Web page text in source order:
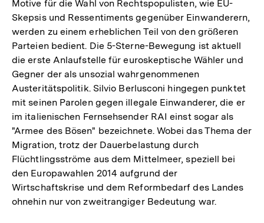
Motive für die Wahl von Rechtspopulisten, wie EU-
Skepsis und Ressentiments gegenüber Einwanderern,
werden zu einem erheblichen Teil von den größeren
Parteien bedient. Die 5-Sterne-Bewegung ist aktuell
die erste Anlaufstelle für euroskeptische Wähler und
Gegner der als unsozial wahrgenommenen
Austeritätspolitik. Silvio Berlusconi hingegen punktet
mit seinen Parolen gegen illegale Einwanderer, die er
im italienischen Fernsehsender RAI einst sogar als
"Armee des Bösen" bezeichnete. Wobei das Thema der
Migration, trotz der Dauerbelastung durch
Flüchtlingsströme aus dem Mittelmeer, speziell bei
den Europawahlen 2014 aufgrund der
Wirtschaftskrise und dem Reformbedarf des Landes
ohnehin nur von zweitrangiger Bedeutung war.